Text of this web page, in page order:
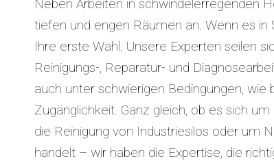
Neben Arbeiten in schwindelerregenden
tiefen und engen Räumen an. Wenn es in
Ihre erste Wahl. Unsere Experten seilen
Reinigungs-, Reparatur- und
auch unter schwierigen Bedingungen,
Zugänglichkeit. Ganz gleich, ob es sich
die Reinigung von Industriesilos oder um
handelt – wir haben die Expertise, die